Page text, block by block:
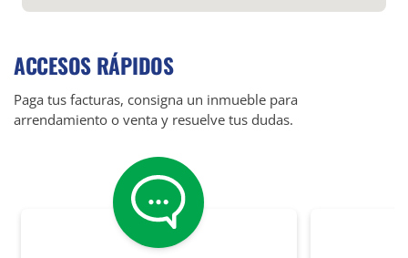
ACCESOS RÁPIDOS
Paga tus facturas, consigna un inmueble para
arrendamiento o venta y resuelve tus dudas.